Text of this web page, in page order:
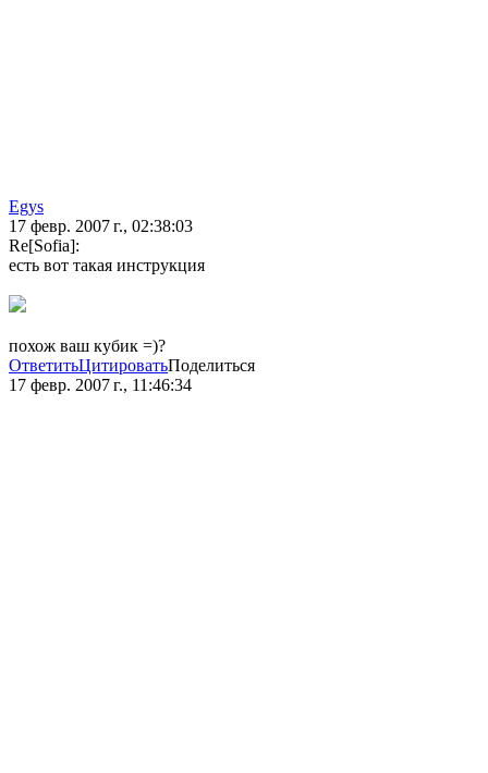
Egys
17 февр. 2007 г., 02:38:03
Re[Sofia]:
есть вот такая инструкция
похож ваш кубик =)?
ОтветитьЦитироватьПоделиться
17 февр. 2007 г., 11:46:34